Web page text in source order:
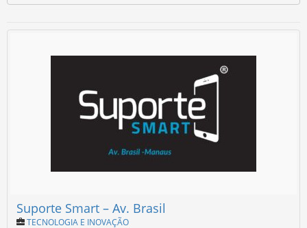
Suporte Smart – Av. Brasil
TECNOLOGIA E INOVAÇÃO